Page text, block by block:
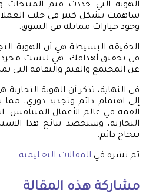
الهوية التي حددت قيم المنتجات
ساهمت بشكل كبير في جلب
وجود خيارات مماثلة في السوق.
الحقيقة البسيطة هي أن الهوية
في تحقيق أهدافك. هي ليست مجرد
عن المجتمع والقيم والثقافة التي
في النهاية، تذكر أن الهوية
إلى اهتمام دائم وتجديد دوري،
القمة في عالم الأعمال المتنافس.
التجارية، وستحصد نتائج هذا
بنجاح دائم.
تم نشره في المقالات التعليمية
مشاركة هذه المقالة